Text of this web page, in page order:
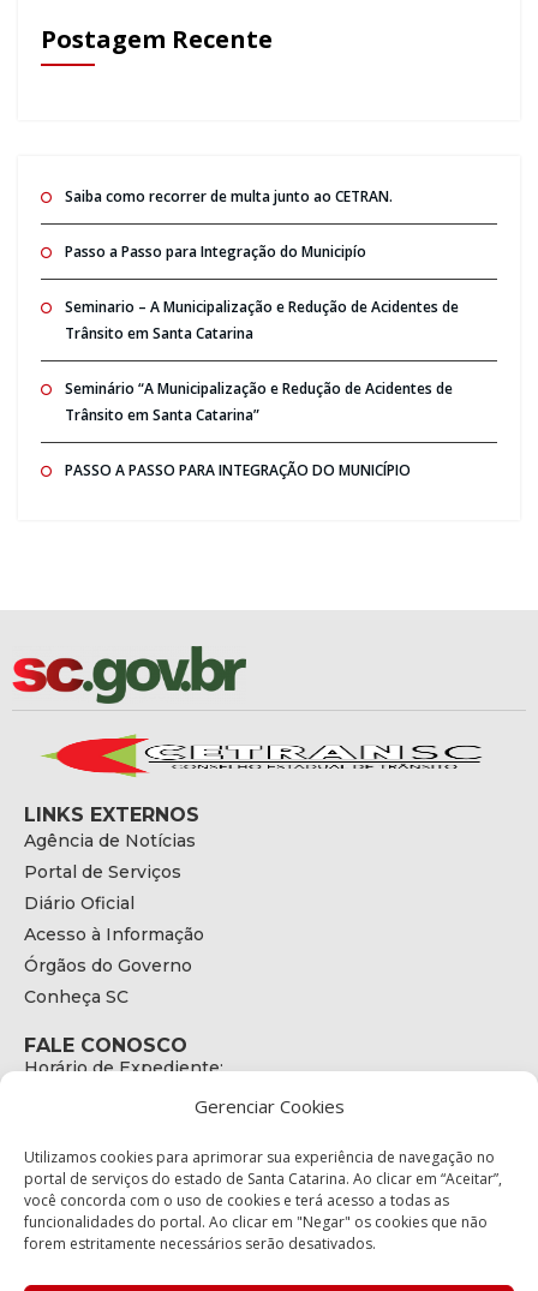
Gerenciar Cookies
Utilizamos cookies para aprimorar sua experiência de navegação no
portal de serviços do estado de Santa Catarina. Ao clicar em “Aceitar”,
você concorda com o uso de cookies e terá acesso a todas as
funcionalidades do portal. Ao clicar em "Negar" os cookies que não
forem estritamente necessários serão desativados.
Postagem Recente
Saiba como recorrer de multa junto ao CETRAN.
Passo a Passo para Integração do Municipío
Seminario – A Municipalização e Redução de Acidentes de
Trânsito em Santa Catarina
Seminário “A Municipalização e Redução de Acidentes de
Trânsito em Santa Catarina”
PASSO A PASSO PARA INTEGRAÇÃO DO MUNICÍPIO
LINKS EXTERNOS
Agência de Notícias
Portal de Serviços
Diário Oficial
Acesso à Informação
Órgãos do Governo
Conheça SC
FALE CONOSCO
Horário de Expediente:
E-mail:
secretariaexecutiva@cetran.sc.gov.br
ENDEREÇO
Endereço:
Bairro: